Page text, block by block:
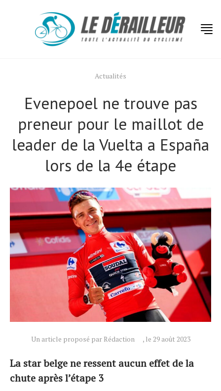
Actualités
Evenepoel ne trouve pas
preneur pour le maillot de
leader de la Vuelta a España
lors de la 4e étape
Un article proposé par Rédaction , le 29 août 2023
La star belge ne ressent aucun effet de la
chute après l’étape 3
Actualités
Technologies
Conseils
Tendances